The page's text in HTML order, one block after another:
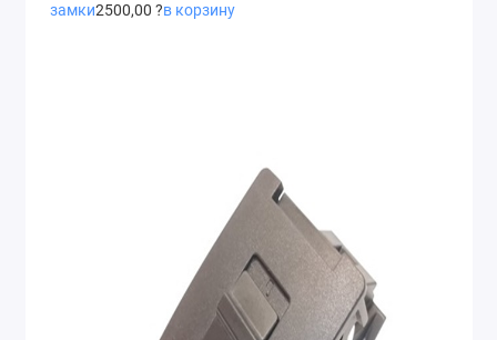
замки2500,00 ?в корзину